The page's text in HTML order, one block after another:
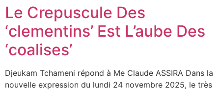
Le Crepuscule Des
‘clementins’ Est L’aube Des
‘coalises’
Djeukam Tchameni répond à Me Claude ASSIRA Dans la
nouvelle expression du lundi 24 novembre 2025, le très